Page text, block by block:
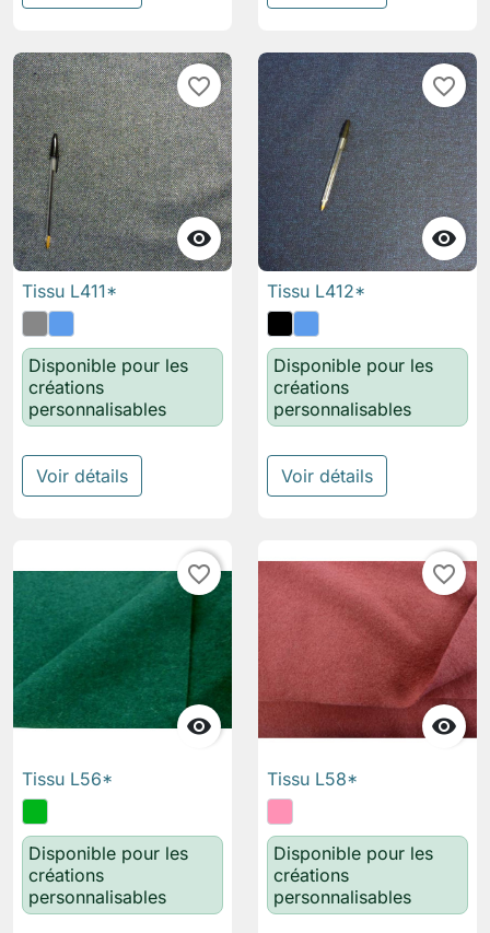

favorite_border
Tissu L411*
Disponible pour les
créations
personnalisables
Voir détails

favorite_border
Tissu L412*
Disponible pour les
créations
personnalisables
Voir détails

favorite_border
Tissu L56*
Disponible pour les
créations
personnalisables

favorite_border
Tissu L58*
Disponible pour les
créations
personnalisables